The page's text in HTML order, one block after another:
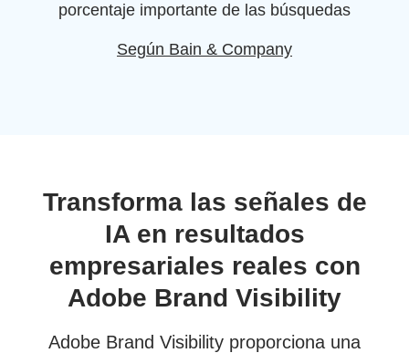
porcentaje importante de las búsquedas
Según Bain & Company
Transforma las señales de
IA en resultados
empresariales reales con
Adobe Brand Visibility
Adobe Brand Visibility proporciona una